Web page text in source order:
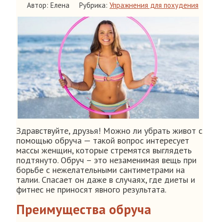
Автор: Елена Рубрика: Упражнения для похудения
Здравствуйте, друзья! Можно ли убрать живот с
помощью обруча — такой вопрос интересует
массы женщин, которые стремятся выглядеть
подтянуто. Обруч – это незаменимая вещь при
борьбе с нежелательными сантиметрами на
талии. Спасает он даже в случаях, где диеты и
фитнес не приносят явного результата.
Преимущества обруча